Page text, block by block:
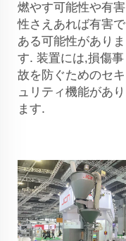
燃やす可能性や有害
性さえあれば有害で
ある可能性がありま
す. 装置には,損傷事
故を防ぐためのセキ
ュリティ機能があり
ます.